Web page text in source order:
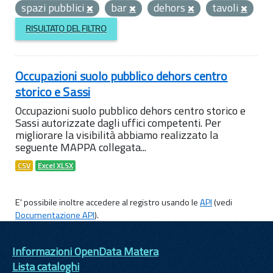
spazi pubblici
bar dehors tavoli
RISULTATO DEL FILTRO
Occupazioni suolo pubblico dehors centro
storico e Sassi
Occupazioni suolo pubblico dehors centro storico e
Sassi autorizzate dagli uffici competenti. Per
migliorare la visibilità abbiamo realizzato la
seguente MAPPA collegata...
CSV Excel XLSX
E' possibile inoltre accedere al registro usando leAPI(vedi
Documentazione API).
Informazioni OpenData Matera
Lista cataloghi